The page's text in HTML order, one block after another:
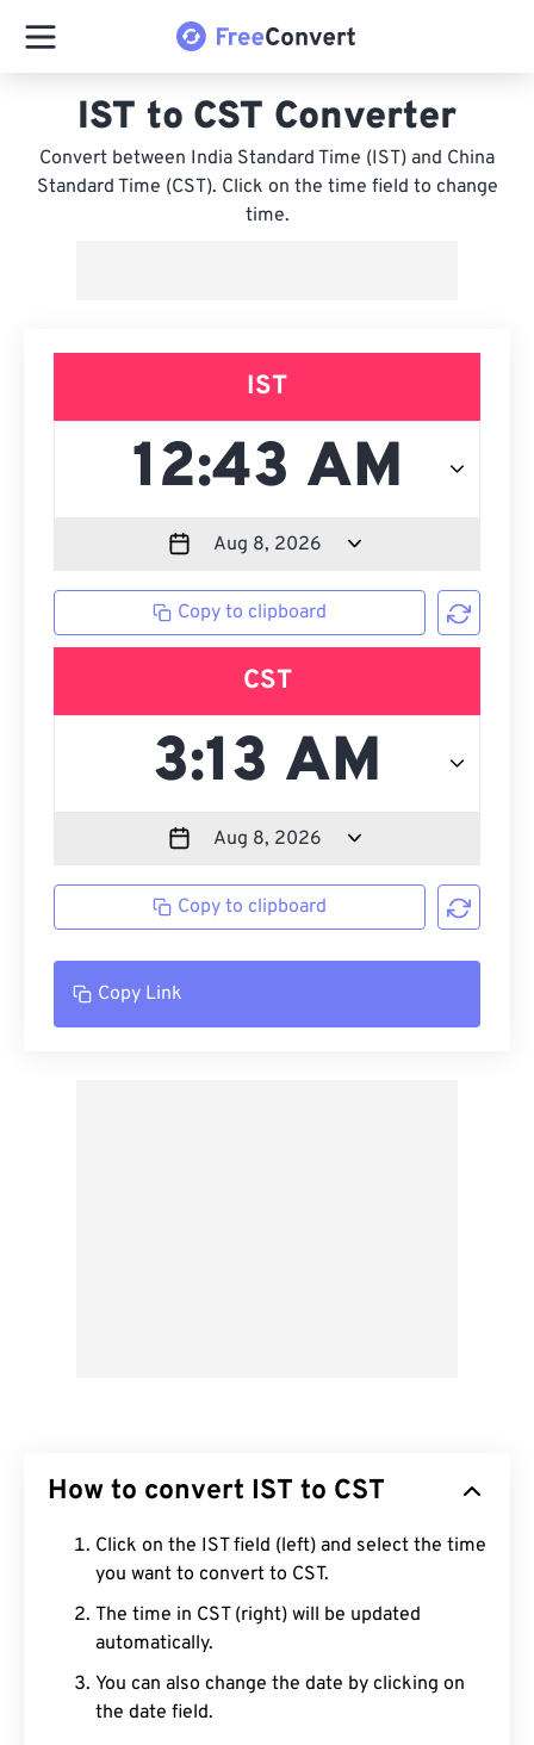
IST to CST Converter
Convert between India Standard Time (IST) and China
Standard Time (CST). Click on the time field to change
time.
IST
Copy to clipboard
CST
Copy to clipboard
Copy Link
How to convert IST to CST
Click on the IST field (left) and select the time
you want to convert to CST.
The time in CST (right) will be updated
automatically.
You can also change the date by clicking on
the date field.